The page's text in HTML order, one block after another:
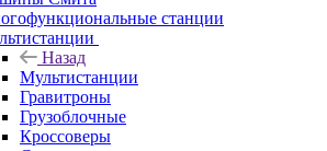
станции
Назад
Мультистанции
Гравитроны
Грузоблочные
Кроссоверы